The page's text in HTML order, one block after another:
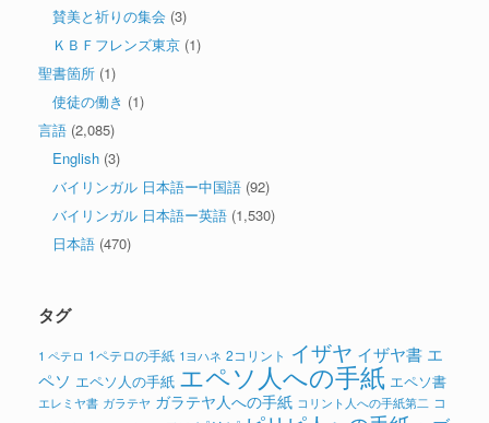
賛美と祈りの集会 (3)
ＫＢＦフレンズ東京 (1)
聖書箇所 (1)
使徒の働き (1)
言語 (2,085)
English (3)
バイリンガル 日本語ー中国語 (92)
バイリンガル 日本語ー英語 (1,530)
日本語 (470)
タグ
1 ペテロ 1ペテロの手紙 1ヨハネ 2コリント イザヤ イザヤ書 エ
ペソ エペソ人の手紙 エペソ人への手紙 エペソ書
エレミヤ書 ガラテヤ ガラテヤ人への手紙 コリント人への手紙第二 コ